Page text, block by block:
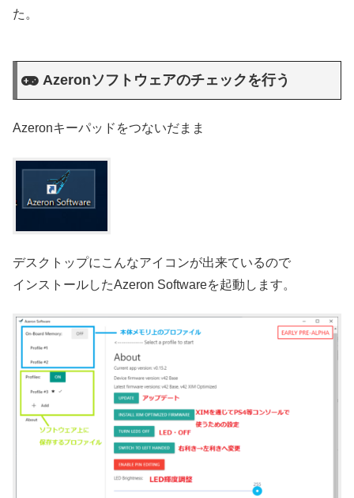
た。
Azeronソフトウェアのチェックを行う
Azeronキーパッドをつないだまま
デスクトップにこんなアイコンが出来ているので
インストールしたAzeron Softwareを起動します。